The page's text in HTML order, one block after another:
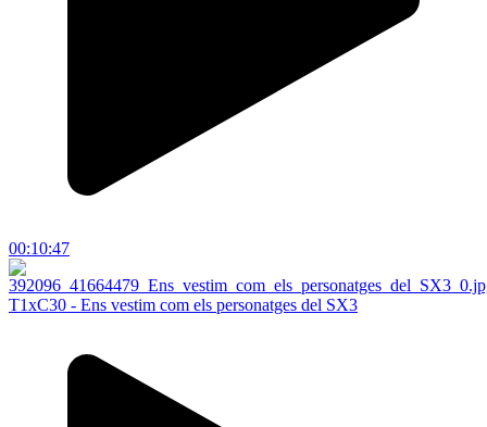
00:10:47
T1xC30 - Ens vestim com els personatges del SX3